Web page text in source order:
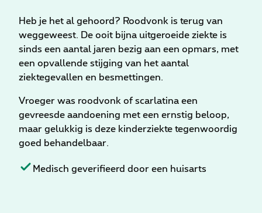
Heb je het al gehoord? Roodvonk is terug van
weggeweest. De ooit bijna uitgeroeide ziekte is
sinds een aantal jaren bezig aan een opmars, met
een opvallende stijging van het aantal
ziektegevallen en besmettingen.
Vroeger was roodvonk of scarlatina een
gevreesde aandoening met een ernstig beloop,
maar gelukkig is deze kinderziekte tegenwoordig
goed behandelbaar.
Medisch geverifieerd door een huisarts